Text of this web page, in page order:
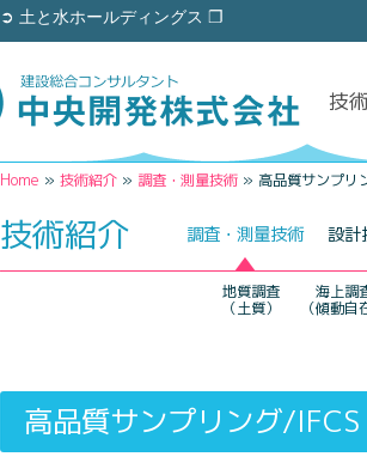
➲ 土と水ホールディングス ❐
技
Home » 技術紹介 » 調査・測量技術 » 高品質サンプリ
技術紹介 調査・測量技術 設計
海上調
（傾動自
地質調査
（土質）
高品質サンプリング/IFCS